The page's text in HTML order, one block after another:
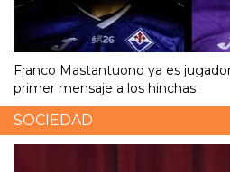
Franco Mastantuono ya es
primer mensaje a los hinchas
SOCIEDAD